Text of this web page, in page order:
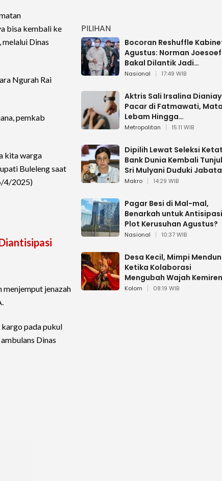
bisa kembali ke
Dinas
Ngurah Rai
pemkab
kita warga
Buleleng saat
4/2025)
menjemput jenazah
pada pukul
Dinas
PILIHAN
Bocoran Reshuffle
Agustus: Norman Joesoef
Bakal Dilantik Jadi
Wamenhan RI
Nasional 17:49 WIB
Aktris Sali Irsalina
Pacar di Fatmawati, Mata
Lebam Hingga
Diselamatkan Polantas
Metropolitan 15:11 WIB
Dipilih Lewat Seleksi
Bank Dunia Kembali
Sri Mulyani Duduki
Strategis
Makro 14:29 WIB
Pagar Besi di Mal-mal,
Benarkah untuk Antisipasi
Plot Kerusuhan Agustus?
Nasional 10:37 WIB
Desa Kecil, Mimpi
Ketika Kolaborasi
Mengubah Wajah Kemiren
Kolom 08:19 WIB